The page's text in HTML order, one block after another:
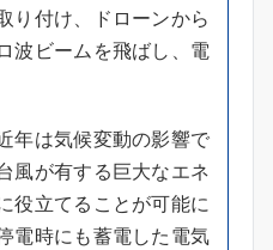
り付け、ドローンから
波ビームを飛ばし、電
年は気候変動の影響で
風が有する巨⼤なエネ
役⽴てることが可能に
電時にも蓄電した電気